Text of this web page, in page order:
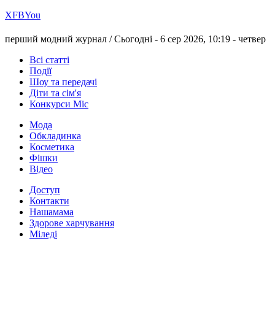
ХFBYou
перший модний журнал /Сьогодні - 6 сер 2026, 10:19 - четвер
Всі статті
Події
Шоу та передачі
Діти та сім'я
Конкурси Міс
Мода
Обкладинка
Косметика
Фішки
Відео
Доступ
Контакти
Нашамама
Здорове харчування
Міледі